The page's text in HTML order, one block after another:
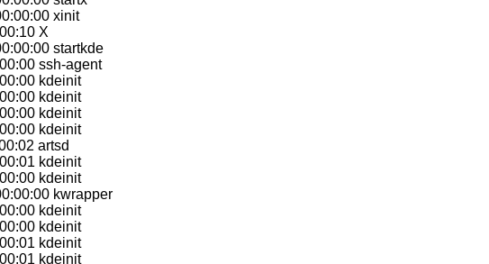
xinit
X
startkde
ssh-agent
kdeinit
kdeinit
kdeinit
kdeinit
artsd
kdeinit
kdeinit
kwrapper
kdeinit
kdeinit
kdeinit
kdeinit